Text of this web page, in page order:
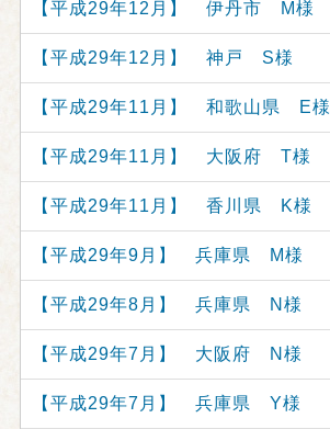
【平成29年12月】 伊丹市 M様
【平成29年12月】 神戸 S様
【平成29年11月】 和歌山県 E様
【平成29年11月】 大阪府 T様
【平成29年11月】 香川県 K様
【平成29年9月】 兵庫県 M様
【平成29年8月】 兵庫県 N様
【平成29年7月】 大阪府 N様
【平成29年7月】 兵庫県 Y様